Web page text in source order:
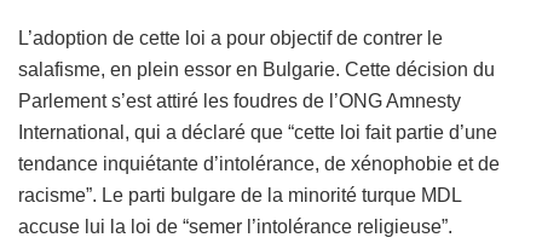
L’adoption de cette loi a pour objectif de contrer le
salafisme, en plein essor en Bulgarie. Cette décision du
Parlement s’est attiré les foudres de l’ONG Amnesty
International, qui a déclaré que “cette loi fait partie d’une
tendance inquiétante d’intolérance, de xénophobie et de
racisme”. Le parti bulgare de la minorité turque MDL
accuse lui la loi de “semer l’intolérance religieuse”.